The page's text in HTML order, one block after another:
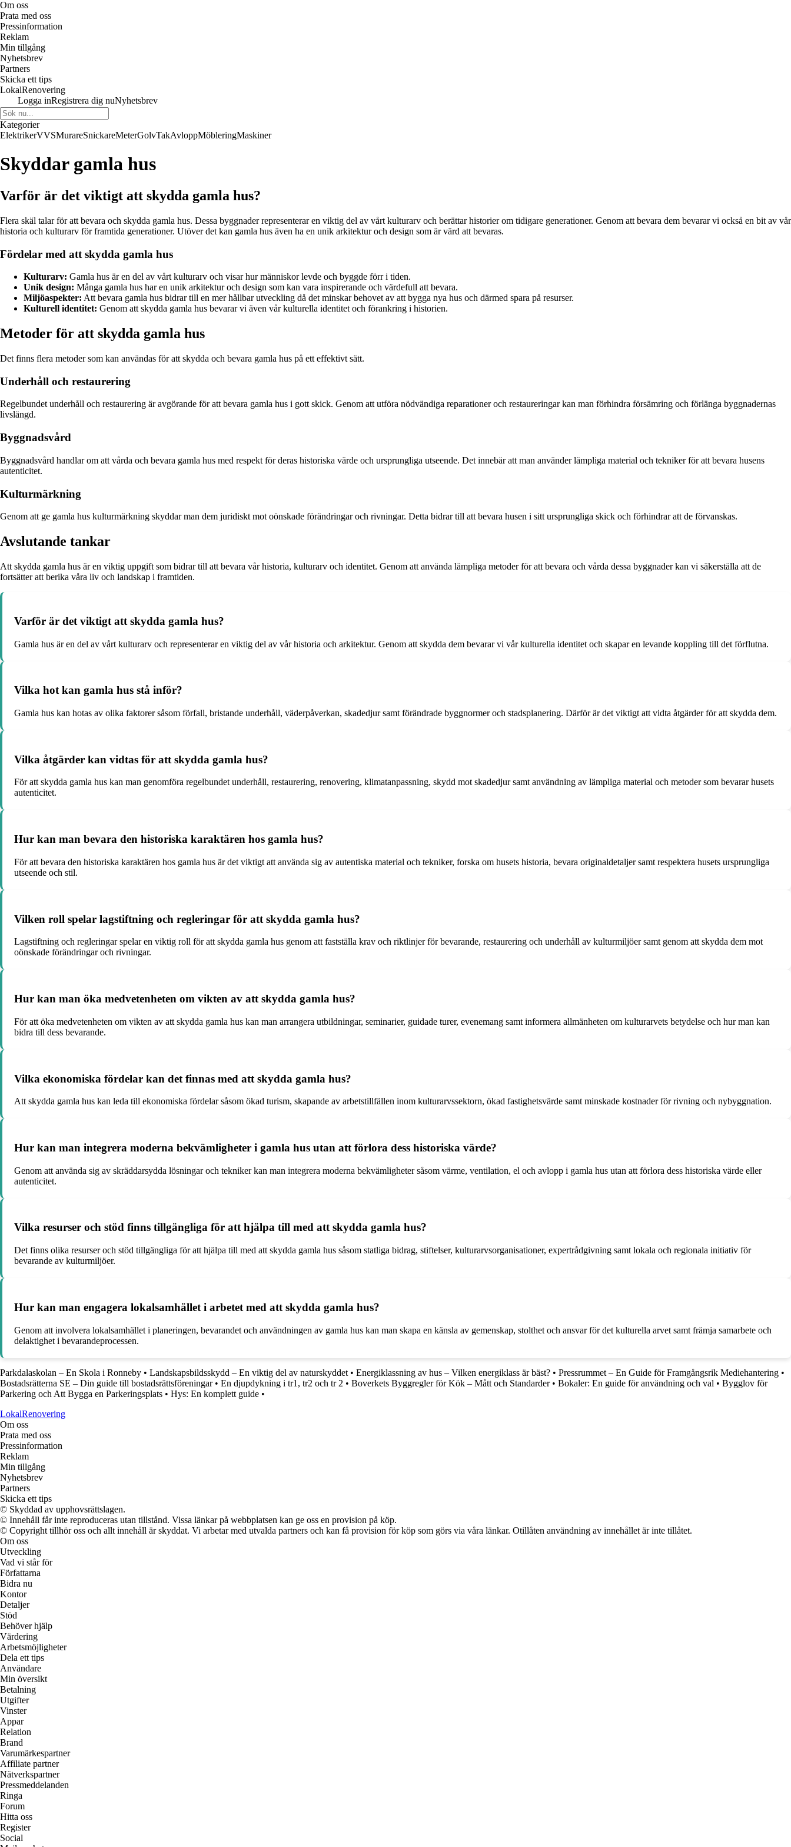
Om oss
Prata med oss
Pressinformation
Reklam
Min tillgång
Nyhetsbrev
Partners
Skicka ett tips
LokalRenovering
Logga inRegistrera dig nuNyhetsbrev
Kategorier
ElektrikerVVSMurareSnickareMeterGolvTakAvloppMöbleringMaskiner
Skyddar gamla hus
Varför är det viktigt att skydda gamla hus?
Flera skäl talar för att bevara och skydda gamla hus. Dessa byggnader representerar en viktig del av vårt kulturarv och berättar historier om tidigare generationer. Genom att bevara dem bevarar vi också en bit av vår
historia och kulturarv för framtida generationer. Utöver det kan gamla hus även ha en unik arkitektur och design som är värd att bevaras.
Fördelar med att skydda gamla hus
Kulturarv: Gamla hus är en del av vårt kulturarv och visar hur människor levde och byggde förr i tiden.
Unik design: Många gamla hus har en unik arkitektur och design som kan vara inspirerande och värdefull att bevara.
Miljöaspekter: Att bevara gamla hus bidrar till en mer hållbar utveckling då det minskar behovet av att bygga nya hus och därmed spara på resurser.
Kulturell identitet: Genom att skydda gamla hus bevarar vi även vår kulturella identitet och förankring i historien.
Metoder för att skydda gamla hus
Det finns flera metoder som kan användas för att skydda och bevara gamla hus på ett effektivt sätt.
Underhåll och restaurering
Regelbundet underhåll och restaurering är avgörande för att bevara gamla hus i gott skick. Genom att utföra nödvändiga reparationer och restaureringar kan man förhindra försämring och förlänga byggnadernas
livslängd.
Byggnadsvård
Byggnadsvård handlar om att vårda och bevara gamla hus med respekt för deras historiska värde och ursprungliga utseende. Det innebär att man använder lämpliga material och tekniker för att bevara husens
autenticitet.
Kulturmärkning
Genom att ge gamla hus kulturmärkning skyddar man dem juridiskt mot oönskade förändringar och rivningar. Detta bidrar till att bevara husen i sitt ursprungliga skick och förhindrar att de förvanskas.
Avslutande tankar
Att skydda gamla hus är en viktig uppgift som bidrar till att bevara vår historia, kulturarv och identitet. Genom att använda lämpliga metoder för att bevara och vårda dessa byggnader kan vi säkerställa att de
fortsätter att berika våra liv och landskap i framtiden.
Varför är det viktigt att skydda gamla hus?
Gamla hus är en del av vårt kulturarv och representerar en viktig del av vår historia och arkitektur. Genom att skydda dem bevarar vi vår kulturella identitet och skapar en levande koppling till det förflutna.
Vilka hot kan gamla hus stå inför?
Gamla hus kan hotas av olika faktorer såsom förfall, bristande underhåll, väderpåverkan, skadedjur samt förändrade byggnormer och stadsplanering. Därför är det viktigt att vidta åtgärder för att skydda dem.
Vilka åtgärder kan vidtas för att skydda gamla hus?
För att skydda gamla hus kan man genomföra regelbundet underhåll, restaurering, renovering, klimatanpassning, skydd mot skadedjur samt användning av lämpliga material och metoder som bevarar husets
autenticitet.
Hur kan man bevara den historiska karaktären hos gamla hus?
För att bevara den historiska karaktären hos gamla hus är det viktigt att använda sig av autentiska material och tekniker, forska om husets historia, bevara originaldetaljer samt respektera husets ursprungliga
utseende och stil.
Vilken roll spelar lagstiftning och regleringar för att skydda gamla hus?
Lagstiftning och regleringar spelar en viktig roll för att skydda gamla hus genom att fastställa krav och riktlinjer för bevarande, restaurering och underhåll av kulturmiljöer samt genom att skydda dem mot
oönskade förändringar och rivningar.
Hur kan man öka medvetenheten om vikten av att skydda gamla hus?
För att öka medvetenheten om vikten av att skydda gamla hus kan man arrangera utbildningar, seminarier, guidade turer, evenemang samt informera allmänheten om kulturarvets betydelse och hur man kan
bidra till dess bevarande.
Vilka ekonomiska fördelar kan det finnas med att skydda gamla hus?
Att skydda gamla hus kan leda till ekonomiska fördelar såsom ökad turism, skapande av arbetstillfällen inom kulturarvssektorn, ökad fastighetsvärde samt minskade kostnader för rivning och nybyggnation.
Hur kan man integrera moderna bekvämligheter i gamla hus utan att förlora dess historiska värde?
Genom att använda sig av skräddarsydda lösningar och tekniker kan man integrera moderna bekvämligheter såsom värme, ventilation, el och avlopp i gamla hus utan att förlora dess historiska värde eller
autenticitet.
Vilka resurser och stöd finns tillgängliga för att hjälpa till med att skydda gamla hus?
Det finns olika resurser och stöd tillgängliga för att hjälpa till med att skydda gamla hus såsom statliga bidrag, stiftelser, kulturarvsorganisationer, expertrådgivning samt lokala och regionala initiativ för
bevarande av kulturmiljöer.
Hur kan man engagera lokalsamhället i arbetet med att skydda gamla hus?
Genom att involvera lokalsamhället i planeringen, bevarandet och användningen av gamla hus kan man skapa en känsla av gemenskap, stolthet och ansvar för det kulturella arvet samt främja samarbete och
delaktighet i bevarandeprocessen.
Parkdalaskolan – En Skola i Ronneby • Landskapsbildsskydd – En viktig del av naturskyddet • Energiklassning av hus – Vilken energiklass är bäst? • Pressrummet – En Guide för Framgångsrik Mediehantering •
Bostadsrätterna SE – Din guide till bostadsrättsföreningar• En djupdykning i tr1, tr2 och tr 2 • Boverkets Byggregler för Kök – Mått och Standarder• Bokaler: En guide för användning och val • Bygglov för
Parkering och Att Bygga en Parkeringsplats • Hys: En komplett guide •
LokalRenovering
Om oss
Prata med oss
Pressinformation
Reklam
Min tillgång
Nyhetsbrev
Partners
Skicka ett tips
© Skyddad av upphovsrättslagen.
© Innehåll får inte reproduceras utan tillstånd. Vissa länkar på webbplatsen kan ge oss en provision på köp.
© Copyright tillhör oss och allt innehåll är skyddat. Vi arbetar med utvalda partners och kan få provision för köp som görs via våra länkar. Otillåten användning av innehållet är inte tillåtet.
Om oss
Utveckling
Vad vi står för
Författarna
Bidra nu
Kontor
Detaljer
Stöd
Behöver hjälp
Värdering
Arbetsmöjligheter
Dela ett tips
Användare
Min översikt
Betalning
Utgifter
Vinster
Appar
Relation
Brand
Varumärkespartner
Affiliate partner
Nätverkspartner
Pressmeddelanden
Ringa
Forum
Hitta oss
Register
Social